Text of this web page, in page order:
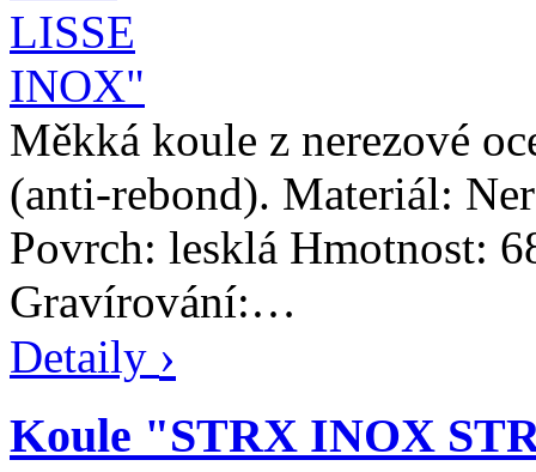
Měkká koule z nerezové
(anti-rebond). Materiál:
Povrch: lesklá Hmotnost:
Gravírování:…
Detaily ›
Koule "STRX INOX